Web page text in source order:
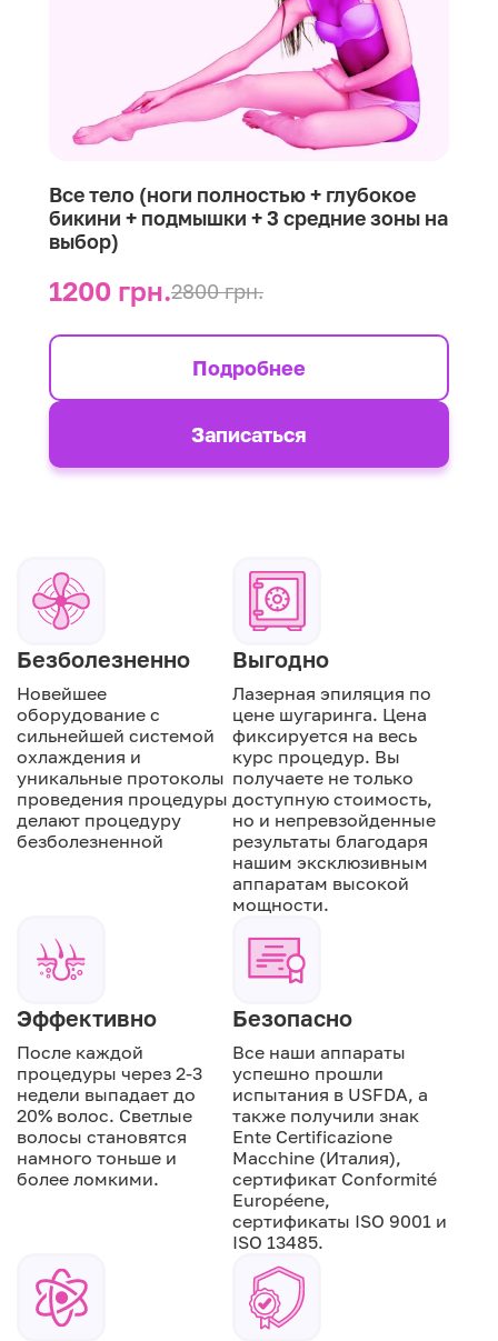
Все тело (ноги полностью + глубокое
бикини + подмышки + 3 средние зоны на
выбор)
1200 грн.2800 грн.
Подробнее
Записаться
Безболезненно
Новейшее
оборудование с
сильнейшей системой
охлаждения и
уникальные протоколы
проведения процедуры
делают процедуру
безболезненной
Выгодно
Лазерная эпиляция по
цене шугаринга. Цена
фиксируется на весь
курс процедур. Вы
получаете не только
доступную стоимость,
но и непревзойденные
результаты благодаря
нашим эксклюзивным
аппаратам высокой
мощности.
Эффективно
После каждой
процедуры через 2-3
недели выпадает до
20% волос. Светлые
волосы становятся
намного тоньше и
более ломкими.
Безопасно
Все наши аппараты
успешно прошли
испытания в USFDA, а
также получили знак
Ente Certificazione
Macchine (Италия),
сертификат Conformité
Européene,
сертификаты ISO 9001 и
ISO 13485.